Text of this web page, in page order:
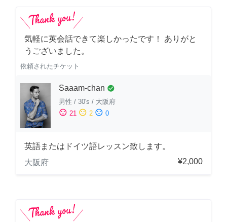
気軽に英会話できて楽しかったです！ ありがと
うございました。
依頼されたチケット
Saaam-chan check_circle
男性 / 30's / 大阪府
sentiment_satisfied 21 sentiment_neutral 2 sentiment_dissatisfied 0
英語またはドイツ語レッスン致します。
大阪府
¥2,000